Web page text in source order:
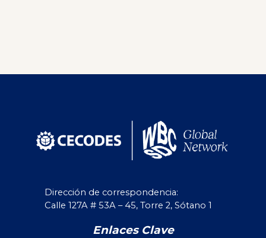
Dirección de correspondencia:
Calle 127A # 53A – 45, Torre 2, Sótano 1
Enlaces Clave